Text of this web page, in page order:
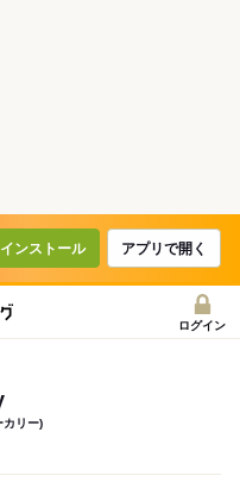
インストール アプリで開く
ログイン
カリー)